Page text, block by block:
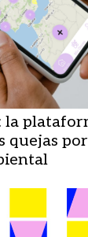
la
quejas